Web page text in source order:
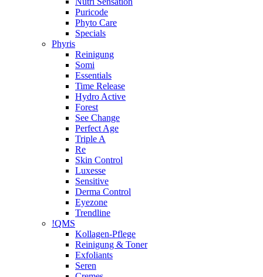
Puricode
Phyto Care
Specials
Phyris
Reinigung
Somi
Essentials
Time Release
Hydro Active
Forest
See Change
Perfect Age
Triple A
Re
Skin Control
Luxesse
Sensitive
Derma Control
Eyezone
Trendline
!QMS
Kollagen-Pflege
Reinigung & Toner
Exfoliants
Seren